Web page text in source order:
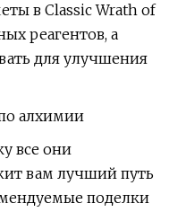
в Classic Wrath of
реагентов, а
для улучшения
алхимии
все они
вам лучший путь
поделки